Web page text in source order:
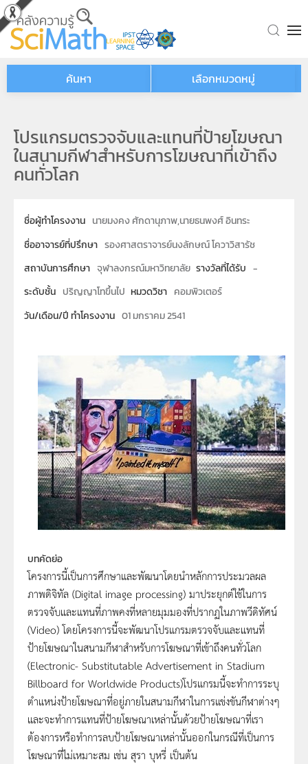
Skip to main content
ค้นหา เลือกหมวดหมู่
โปรแกรมตรวจจับและแทนที่ป้ายโฆษณา
ในสนามกีฬาสำหรับการโฆษณาที่เข้าถึง
คนทั่วโลก
ชื่อผู้ทำโครงงาน นายมงคง ศักดานุภาพ,นายธนพงศ์ อินทระ
ชื่ออาจารย์ที่ปรึกษา รองศาสตราจารย์นงลักษณ์ โควาวิสารัช
สถาบันการศึกษา จุฬาลงกรณ์มหาวิทยาลัย รางวัลที่ได้รับ -
ระดับชั้น ปริญญาโทขึ้นไป หมวดวิชา คอมพิวเตอร์
วัน/เดือน/ปี ทำโครงงาน 01 มกราคม 2541
บทคัดย่อ
โครงการนี้เป็นการศึกษาและพัฒนาโดยนำหลักการประมวลผล
ภาพดิจิทัล (Digital image processing) มาประยุกต์ใช้ในการ
ตรวจจับและแทนที่ภาพคงที่หลายมุมมองที่ปรากฏในภาพวีดิทัศน์
(Video) โดยโครงการนี้จะพัฒนาโปรแกรมตรวจจับและแทนที่
ป้ายโฆษณาในสนามกีฬาสำหรับการโฆษณาที่เข้าถึงคนทั่วโลก
(Electronic- Substitutable Advertisement in Stadium
Billboard for Worldwide Products)โปรแกรมนี้จะทำการระบุ
ตำแหน่งป้ายโฆษณาที่อยู่ภายในสนามกีฬาในการแข่งขันกีฬาต่างๆ
และจะทำการแทนที่ป้ายโฆษณาเหล่านั้นด้วยป้ายโฆษณาที่เรา
ต้องการหรือทำการลบป้ายโฆษณาเหล่านั้นออกในกรณีที่เป็นการ
โฆษณาที่ไม่เหมาะสม เช่น สุรา บุหรี่ เป็นต้น